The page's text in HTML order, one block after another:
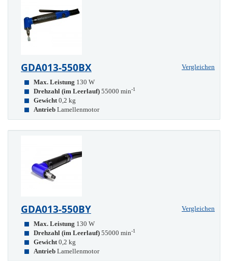
GDA013-550BX
Vergleichen
Max. Leistung 130 W
Drehzahl (im Leerlauf) 55000 min-1
Gewicht 0,2 kg
Antrieb Lamellenmotor
GDA013-550BY
Vergleichen
Max. Leistung 130 W
Drehzahl (im Leerlauf) 55000 min-1
Gewicht 0,2 kg
Antrieb Lamellenmotor